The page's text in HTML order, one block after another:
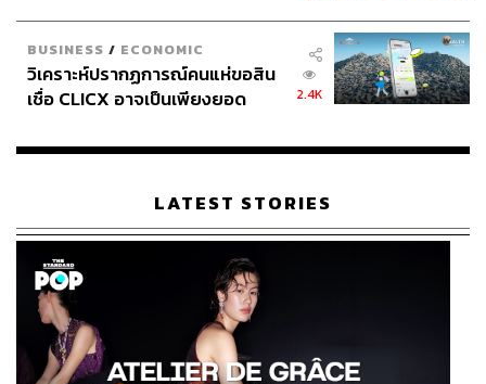
BUSINESS / ECONOMIC
วิเคราะห์ปรากฏการณ์คนแห่ขอสิน
เชื่อ CLICX อาจเป็นเพียงยอด
เรือนไทยที่ถูกซุกไว้
2.4K
LATEST STORIES